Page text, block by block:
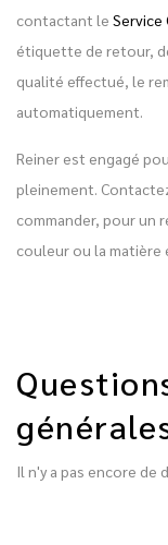
contactant le Service
étiquette de retour,
qualité effectué, le
automatiquement.
Reiner est engagé
pleinement.
commander, pour un
couleur ou la matière
Il n'y a pas encore de